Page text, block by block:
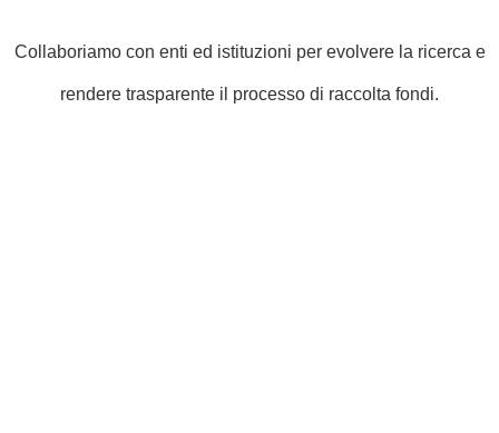
Collaboriamo con enti ed istituzioni per evolvere la ricerca e
rendere trasparente il processo di raccolta fondi.